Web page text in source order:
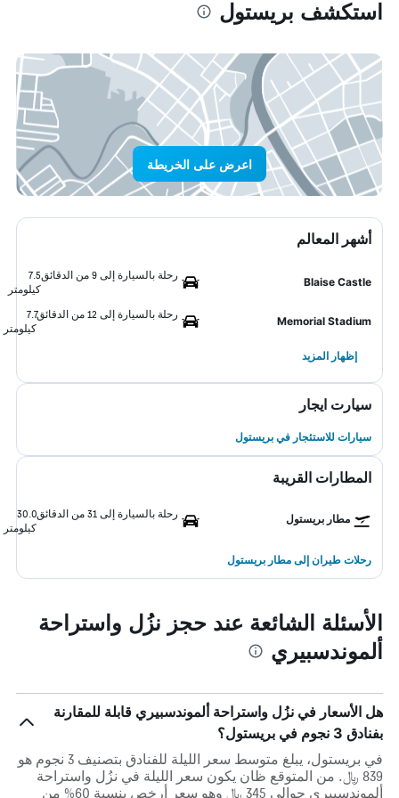
استكشف بريستول
اعرض على الخريطة
أشهر المعالم
Blaise Castle
رحلة بالسيارة إلى 9 من الدقائق
7.5
كيلومتر
Memorial Stadium
رحلة بالسيارة إلى 12 من الدقائق
7.7
كيلومتر
إظهار المزيد
سيارت ايجار
سيارات للاستئجار في بريستول
المطارات القريبة
مطار بريستول رحلة بالسيارة إلى 31 من الدقائق
30.0
كيلومتر
رحلات طيران إلى مطار بريستول
الأسئلة الشائعة عند حجز نزُل واستراحة
ألموندسبيري
هل الأسعار في نزُل واستراحة ألموندسبيري قابلة للمقارنة
بفنادق 3 نجوم في بريستول؟
في بريستول، يبلغ متوسط ​​سعر الليلة للفنادق بتصنيف 3 نجوم هو
839 ﷼. من المتوقع ظان يكون سعر الليلة في نزُل واستراحة
ألموندسبيري حوالي 345 ﷼ وهو سعر أرخص بنسبة 60% من